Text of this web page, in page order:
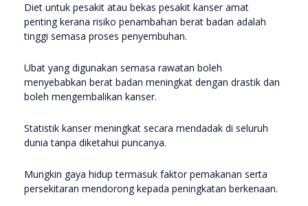
Diet untuk pesakit atau bekas pesakit kanser amat
penting kerana risiko penambahan berat badan adalah
tinggi semasa proses penyembuhan.
Ubat yang digunakan semasa rawatan boleh
menyebabkan berat badan meningkat dengan drastik dan
boleh mengembalikan kanser.
Statistik kanser meningkat secara mendadak di seluruh
dunia tanpa diketahui puncanya.
Mungkin gaya hidup termasuk faktor pemakanan serta
persekitaran mendorong kepada peningkatan berkenaan.